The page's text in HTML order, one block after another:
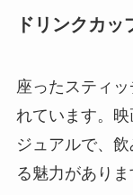
ドリンクカッ
座ったスティ
れています。
ジュアルで、
る魅力がありま